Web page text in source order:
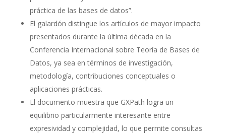
práctica de las bases de datos”.
El galardón distingue los artículos de mayor impacto
presentados durante la última década en la
Conferencia Internacional sobre Teoría de Bases de
Datos, ya sea en términos de investigación,
metodología, contribuciones conceptuales o
aplicaciones prácticas.
El documento muestra que GXPath logra un
equilibrio particularmente interesante entre
expresividad y complejidad, lo que permite consultas